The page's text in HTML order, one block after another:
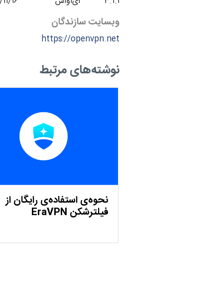
وبسایت سازندگان
https://openvpn.net
نوشته‌های مرتبط
نحوه‌ی استفاد‌ه‌ی رایگان از
فیلترشکن EraVPN